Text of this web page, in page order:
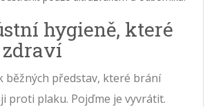
hygieně, které
běžných představ, které brání
proti plaku. Pojďme je vyvrátit.